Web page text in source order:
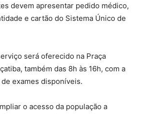
devem apresentar pedido médico,
e cartão do Sistema Único de
será oferecido na Praça
também das 8h às 16h, com a
exames disponíveis.
o acesso da população a